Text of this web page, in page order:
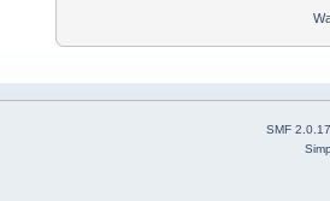
SMF 2.0.17